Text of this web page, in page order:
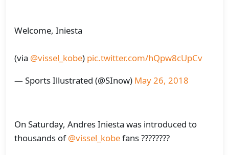
Welcome, Iniesta
(via @vissel_kobe) pic.twitter.com/hQpw8cUpCv
— Sports Illustrated (@SInow) May 26, 2018
On Saturday, Andres Iniesta was introduced to
thousands of@vissel_kobefans ????????